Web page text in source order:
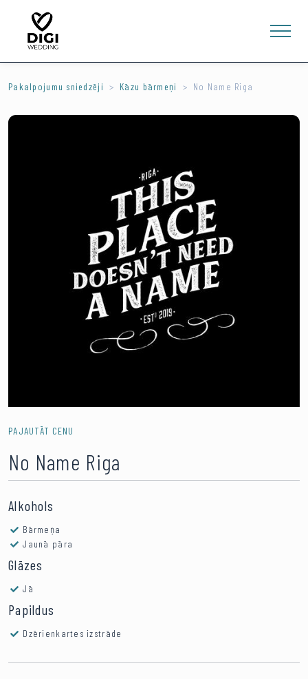
RU
Pakalpojumu sniedzēji Kāzu bārmeņi No Name Riga
PAJAUTĀT CENU
No Name Riga
Alkohols
Bārmeņa
Jaunā pāra
Glāzes
Jā
Papildus
Dzērienkartes izstrāde